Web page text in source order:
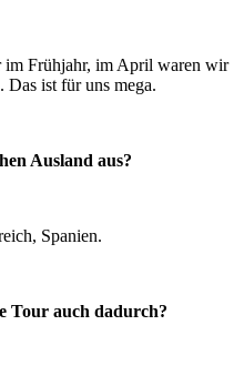
im Frühjahr, im April waren wir
ist für uns mega.
Ausland aus?
Spanien.
Tour auch dadurch?